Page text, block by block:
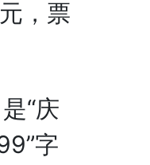
，票
“庆
字